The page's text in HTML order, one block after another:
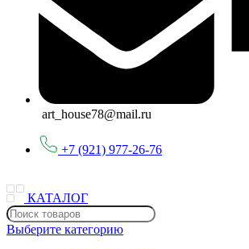
art_house78@mail.ru
+7 (921) 977-26-76
КАТАЛОГ
Выберите категорию